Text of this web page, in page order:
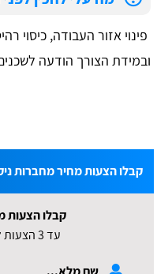
פינוי אזור העבודה, כיסוי
ובמידת הצורך הודעה
קבלו הצעות מחיר מחברות
קבלו הצעות
עד 3 הצעות ללא התחייבות בחינם: